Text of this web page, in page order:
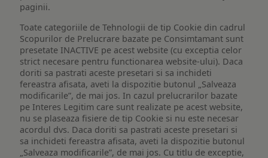
paginii.
Toate categoriile de Tehnologii de tip Cookie din cadrul
Scopurilor de Prelucrare bazate pe Consimtamant sunt
presetate INACTIVE pe acest website (cu exceptia celor
strict necesare pentru functionarea website-ului). Daca
doriti sa pastrati aceste presetari si sa inchideti
fereastra afisata, aveti la dispozitie butonul „Salveaza
modificarile”, de mai jos. In cazul prelucrarilor bazate
pe Interes Legitim care sunt realizate pe acest website,
nu se plaseaza fisiere de tip Cookie si nu este necesar
acordul dvs. Daca doriti sa pastrati aceste presetari si
sa inchideti fereastra afisata, aveti la dispozitie butonul
„Salveaza modificarile”, de mai jos. Cu titlu de exceptie,